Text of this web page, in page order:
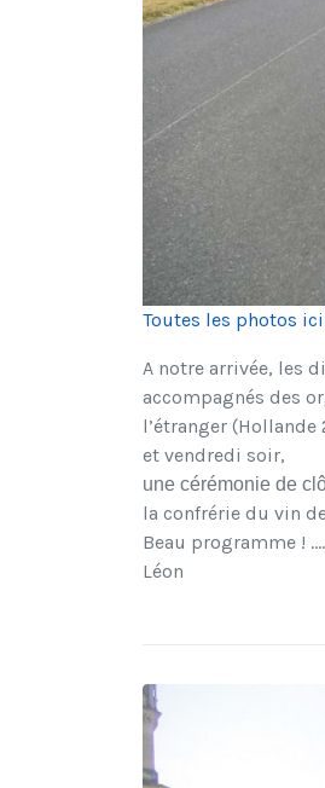
Toutes les photos ici
A notre arrivée, les
accompagnés des
l’étranger
et vendredi soir,
une cérémonie de
la confrérie du vin
Beau programme ! ….
Léon